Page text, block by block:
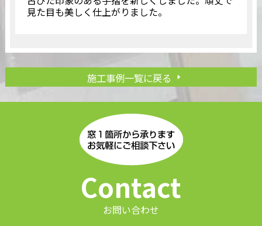
見た目も美しく仕上がりました。
施工事例一覧に戻る
Contact
お問い合わせ